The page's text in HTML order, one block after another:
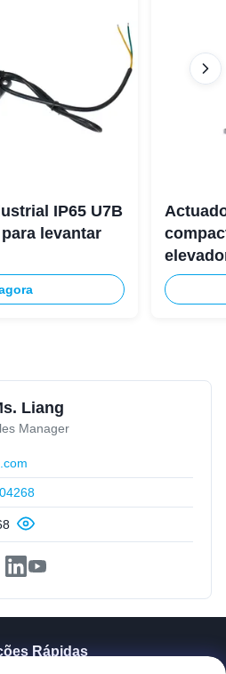
IP65 U7B
levantar
de
Liang
Manager
Rápidas